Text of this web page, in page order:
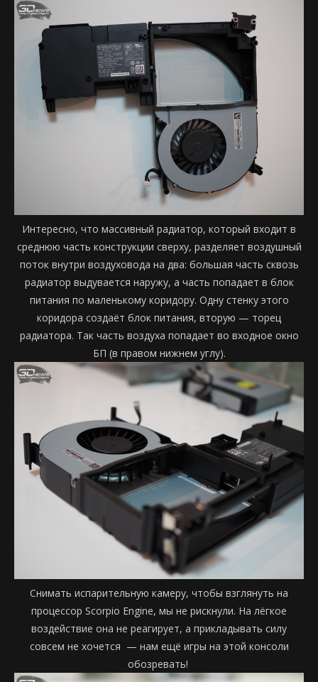
Интересно, что массивный радиатор, который входит в
среднюю часть конструкции сверху, разделяет воздушный
поток внутри воздуховода на два: большая часть сквозь
радиатор выдувается наружу, а часть попадает в блок
питания по маленькому коридору. Одну стенку этого
коридора создаёт блок питания, вторую — торец
радиатора. Так часть воздуха попадает во входное окно
БП (в правом нижнем углу).
Снимать испарительную камеру, чтобы взглянуть на
процессор Scorpio Engine, мы не рискнули. На лёгкое
воздействие она не реагирует, а прикладывать силу
совсем не хочется — нам ещё игры на этой консоли
обозревать!